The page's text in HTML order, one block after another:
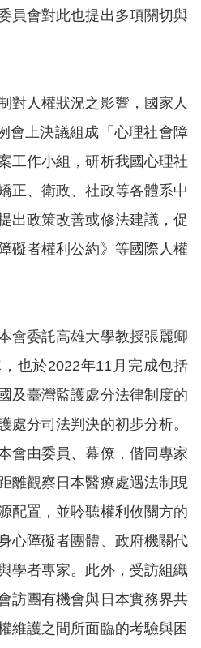
員會對此也提出多項關切與
人權狀況之影響，國家人
會上決議組成「心理社會障
工作小組，研析我國心理社
正、衛政、社政等各體系中
出政策改善或修法建議，促
礙者權利公約》等國際人權
委託高雄大學教授張麗卿
也於2022年11月完成包括
及臺灣監護處分法律制度的
處分司法判決的初步分析。
會由委員、幕僚，偕同專家
離觀察日本醫療處遇法制現
配置，並聆聽權利攸關方的
心障礙者團體、政府機關代
學者專家。此外，受訪組織
訪團有機會與日本實務界共
維護之間所面臨的考驗與困